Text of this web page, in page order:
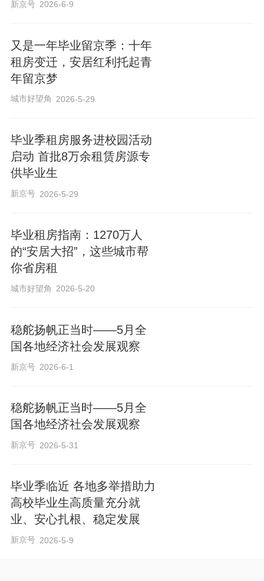
新京号 2026-6-9
又是一年毕业留京季：十年
租房变迁，安居红利托起青
年留京梦
城市好望角 2026-5-29
毕业季租房服务进校园活动
启动 首批8万余租赁房源专
供毕业生
新京号 2026-5-29
毕业租房指南：1270万人
的“安居大招”，这些城市帮
你省房租
城市好望角 2026-5-20
稳舵扬帆正当时——5月全
国各地经济社会发展观察
新京号 2026-6-1
稳舵扬帆正当时——5月全
国各地经济社会发展观察
新京号 2026-5-31
毕业季临近 各地多举措助力
高校毕业生高质量充分就
业、安心扎根、稳定发展
新京号 2026-5-9